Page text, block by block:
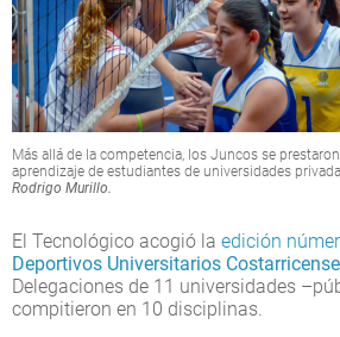
Más allá de la competencia, los Juncos se
aprendizaje de estudiantes de universidades
Rodrigo Murillo.
El Tecnológico acogió la edición
Deportivos Universitarios
Delegaciones de 11 universidades
compitieron en 10 disciplinas.